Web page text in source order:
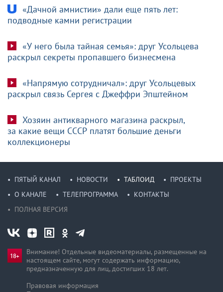
«Дачной амнистии» дали еще пять лет:
подводные камни регистрации
«У него была тайная семья»: друг Усольцева
раскрыл секреты пропавшего бизнесмена
«Напрямую сотрудничал»: друг Усольцевых
раскрыл связь Сергея с Джеффри Эпштейном
Хозяин антикварного магазина раскрыл,
за какие вещи СССР платят большие деньги
коллекционеры
ПЯТЫЙ КАНАЛ НОВОСТИ ТАБЛОИД
ПРОЕКТЫ
О КАНАЛЕ
ТЕЛЕПРОГРАММА
КОНТАКТЫ
ПОЛНАЯ ВЕРСИЯ
Внимание! Отдельные видеоматериалы, размещенные на
настоящем сайте, могут содержать информацию,
предназначен­ную для лиц, достигших 18 лет.
Правовая информация